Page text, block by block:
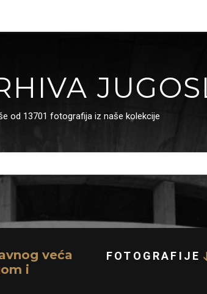
od 13701 fotografija iz naše kolekcije
veća
i
FOTOGRAFIJE